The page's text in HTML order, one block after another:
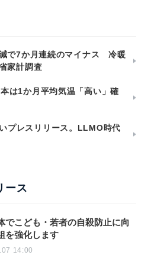
で7か月連続のマイナス 冷暖
家計調査
は1か月平均気温「高い」確
プレスリリース。LLMO時代
ース
でこども・若者の自殺防止に向
を強化します
14:00